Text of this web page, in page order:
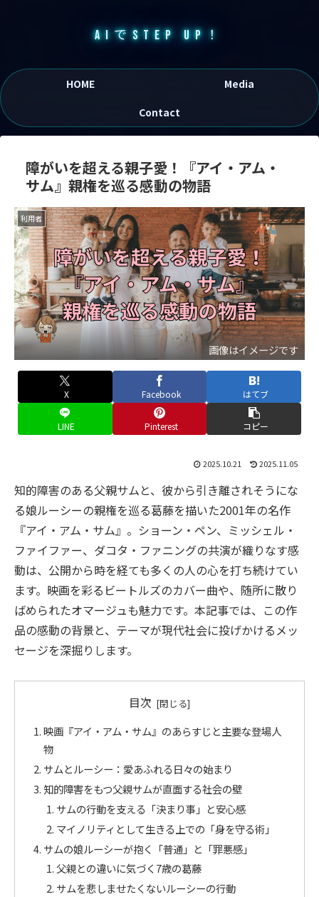
AIでSTEP UP！
HOME
Media
Contact
障がいを超える親子愛！『アイ・アム・
サム』親権を巡る感動の物語
利用者
画像はイメージです
X Facebook はてブ
LINE Pinterest コピー
2025.10.21 2025.11.05
知的障害のある父親サムと、彼から引き離されそうにな
る娘ルーシーの親権を巡る葛藤を描いた2001年の名作
『アイ・アム・サム』。ショーン・ペン、ミッシェル・
ファイファー、ダコタ・ファニングの共演が織りなす感
動は、公開から時を経ても多くの人の心を打ち続けてい
ます。映画を彩るビートルズのカバー曲や、随所に散り
ばめられたオマージュも魅力です。本記事では、この作
品の感動の背景と、テーマが現代社会に投げかけるメッ
セージを深掘りします。
目次
映画『アイ・アム・サム』のあらすじと主要な登場人
物
サムとルーシー：愛あふれる日々の始まり
知的障害をもつ父親サムが直面する社会の壁
サムの行動を支える「決まり事」と安心感
マイノリティとして生きる上での「身を守る術」
サムの娘ルーシーが抱く「普通」と「罪悪感」
父親との違いに気づく7歳の葛藤
サムを悲しませたくないルーシーの行動